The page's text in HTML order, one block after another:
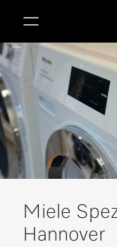
Miele
Hannover